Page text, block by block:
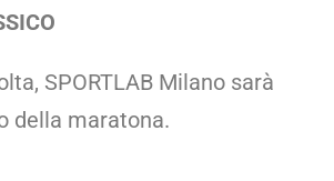
SPORTLAB Milano sarà
della maratona.